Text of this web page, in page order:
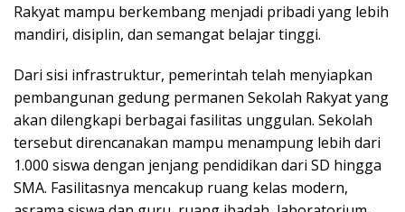
Rakyat mampu berkembang menjadi pribadi yang lebih
mandiri, disiplin, dan semangat belajar tinggi.
Dari sisi infrastruktur, pemerintah telah menyiapkan
pembangunan gedung permanen Sekolah Rakyat yang
akan dilengkapi berbagai fasilitas unggulan. Sekolah
tersebut direncanakan mampu menampung lebih dari
1.000 siswa dengan jenjang pendidikan dari SD hingga
SMA. Fasilitasnya mencakup ruang kelas modern,